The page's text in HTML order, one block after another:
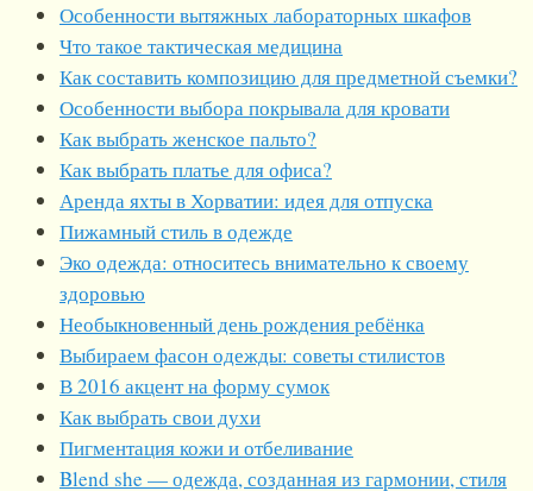
Особенности вытяжных лабораторных шкафов
Что такое тактическая медицина
Как составить композицию для предметной съемки?
Особенности выбора покрывала для кровати
Как выбрать женское пальто?
Как выбрать платье для офиса?
Аренда яхты в Хорватии: идея для отпуска
Пижамный стиль в одежде
Эко одежда: относитесь внимательно к своему
здоровью
Необыкновенный день рождения ребёнка
Выбираем фасон одежды: советы стилистов
В 2016 акцент на форму сумок
Как выбрать свои духи
Пигментация кожи и отбеливание
Blend she — одежда, созданная из гармонии, стиля